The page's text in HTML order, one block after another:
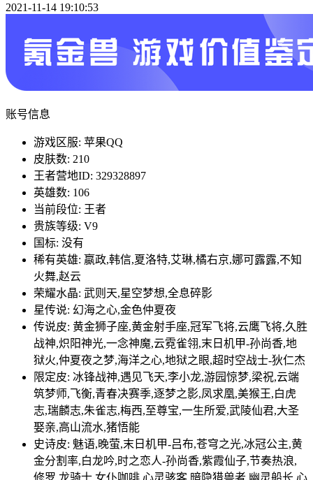
2021-11-14 19:10:53
账号信息
游戏区服: 苹果QQ
皮肤数: 210
王者营地ID: 329328897
英雄数: 106
当前段位: 王者
贵族等级: V9
国标: 没有
稀有英雄: 嬴政,韩信,夏洛特,艾琳,橘右京,娜可露露,不知
火舞,赵云
荣耀水晶: 武则天,星空梦想,全息碎影
星传说: 幻海之心,金色仲夏夜
传说皮: 黄金狮子座,黄金射手座,冠军飞将,云鹰飞将,久胜
战神,炽阳神光,一念神魔,云霓雀翎,末日机甲-孙尚香,地
狱火,仲夏夜之梦,海洋之心,地狱之眼,超时空战士-狄仁杰
限定皮: 冰锋战神,遇见飞天,李小龙,游园惊梦,梁祝,云端
筑梦师,飞衡,青春决赛季,逐梦之影,凤求凰,美猴王,白虎
志,瑞麟志,朱雀志,梅西,至尊宝,一生所爱,武陵仙君,大圣
娶亲,高山流水,猪悟能
史诗皮: 魅语,晚萤,末日机甲-吕布,苍穹之光,冰冠公主,黄
金分割率,白龙吟,时之恋人-孙尚香,紫霞仙子,节奏热浪,
修罗,龙骑士,女仆咖啡,心灵骇客,暗隐猎兽者,幽灵船长,心